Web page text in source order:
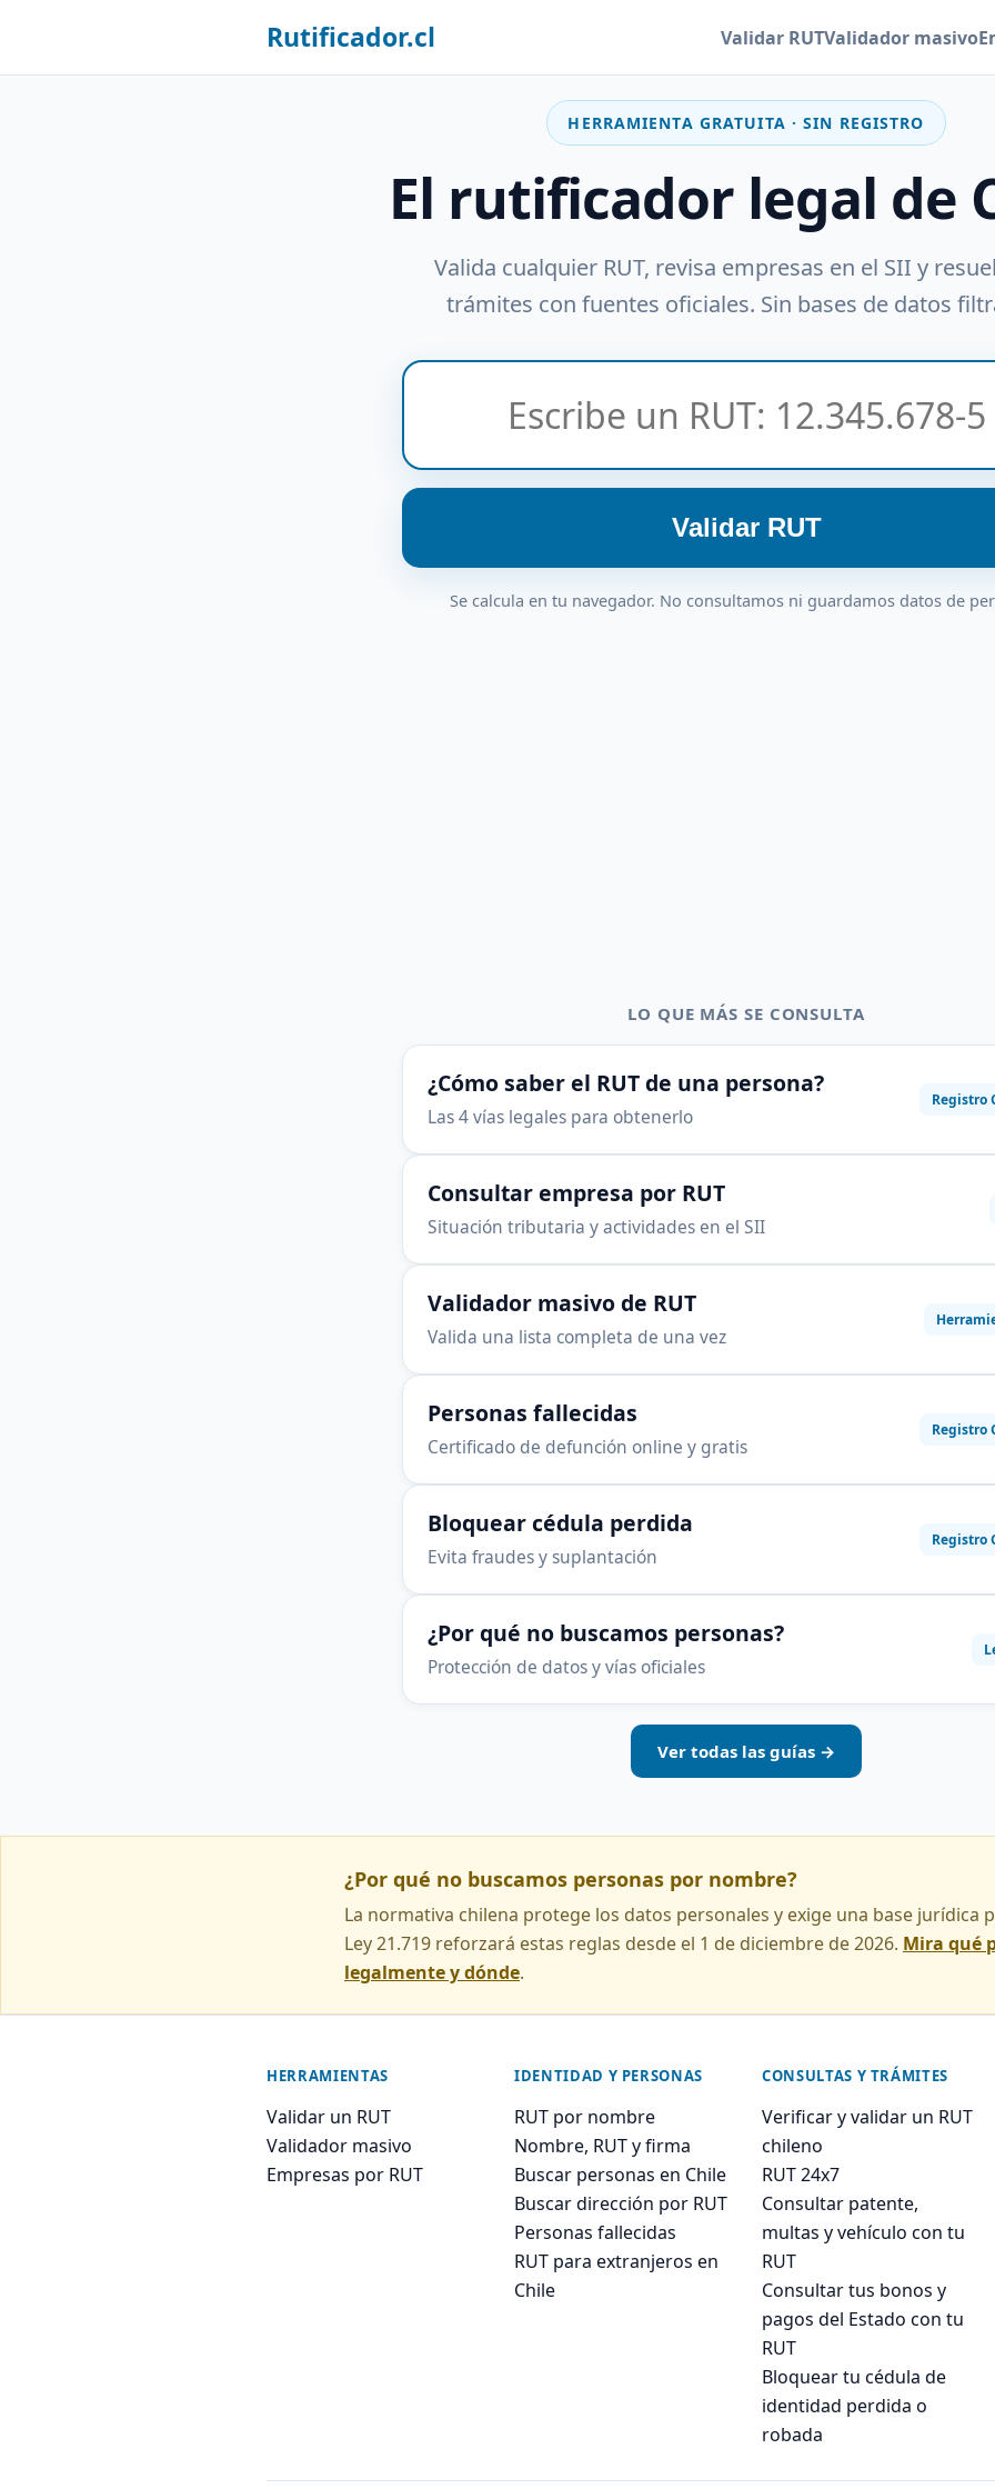
Rutificador.cl Validar RUTValidador masivo
HERRAMIENTA GRATUITA · SIN REGISTRO
El rutificador legal de
Valida cualquier RUT, revisa empresas en el SII y
trámites con fuentes oficiales. Sin bases de datos
Validar RUT
Se calcula en tu navegador. No consultamos ni guardamos datos de
LO QUE MÁS SE CONSULTA
¿Cómo saber el RUT de una persona?
Las 4 vías legales para obtenerlo
Registro
Consultar empresa por RUT
Situación tributaria y actividades en el SII
Validador masivo de RUT
Valida una lista completa de una vez
Personas fallecidas
Certificado de defunción online y gratis
Registro
Bloquear cédula perdida
Evita fraudes y suplantación
Registro
¿Por qué no buscamos personas?
Protección de datos y vías oficiales
Ver todas las guías →
¿Por qué no buscamos personas por nombre?
La normativa chilena protege los datos personales y exige una base jurídica
Ley 21.719 reforzará estas reglas desde el 1 de diciembre de 2026. Mira qué
legalmente y dónde.
HERRAMIENTAS
Validar un RUT
Validador masivo
Empresas por RUT
IDENTIDAD Y PERSONAS
RUT por nombre
Nombre, RUT y firma
Buscar personas en Chile
Buscar dirección por RUT
Personas fallecidas
RUT para extranjeros en
Chile
CONSULTAS Y TRÁMITES
Verificar y validar un RUT
chileno
RUT 24x7
Consultar patente,
multas y vehículo con tu
RUT
Consultar tus bonos y
pagos del Estado con tu
RUT
Bloquear tu cédula de
identidad perdida o
robada